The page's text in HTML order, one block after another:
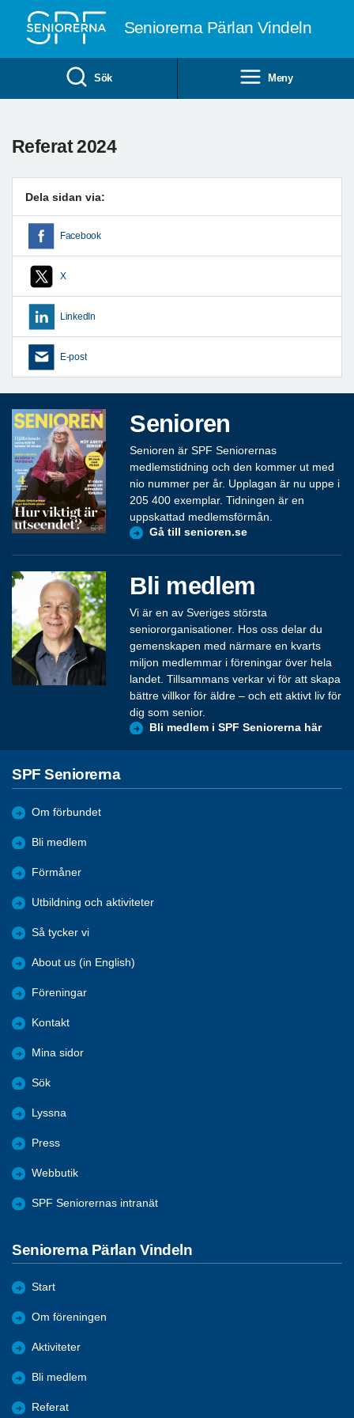
Seniorerna Pärlan Vindeln
Sök Meny
Referat 2024
Dela sidan via:
Facebook
X
LinkedIn
E-post
Senioren
Senioren är SPF Seniorernas
medlemstidning och den kommer ut med
nio nummer per år. Upplagan är nu uppe i
205 400 exemplar. Tidningen är en
uppskattad medlemsförmån.
Gå till senioren.se
Bli medlem
Vi är en av Sveriges största
seniororganisationer. Hos oss delar du
gemenskapen med närmare en kvarts
miljon medlemmar i föreningar över hela
landet. Tillsammans verkar vi för att skapa
bättre villkor för äldre – och ett aktivt liv för
dig som senior.
Bli medlem i SPF Seniorerna här
SPF Seniorerna
Om förbundet
Bli medlem
Förmåner
Utbildning och aktiviteter
Så tycker vi
About us (in English)
Föreningar
Kontakt
Mina sidor
Sök
Lyssna
Press
Webbutik
SPF Seniorernas intranät
Seniorerna Pärlan Vindeln
Start
Om föreningen
Aktiviteter
Bli medlem
Referat